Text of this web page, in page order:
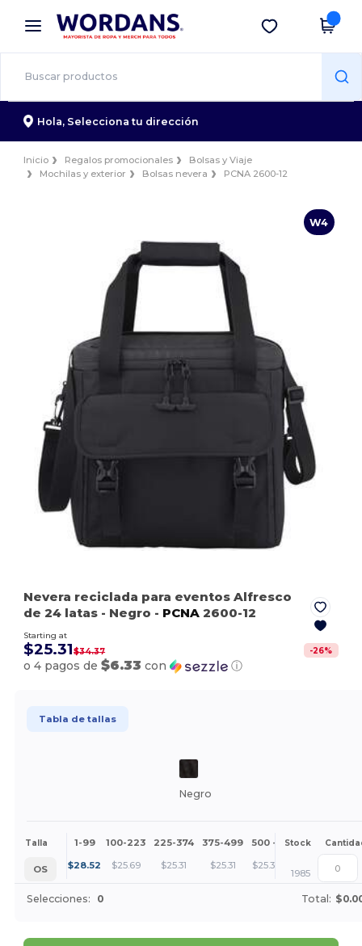
× App de Wordans
¡Mejores precios en app!
Descargar app
Hola, Selecciona tu dirección
Inicio Regalos promocionales
Bolsas y Viaje
Mochilas y exterior
Bolsas nevera PCNA 2600-12
W4
Nevera reciclada para eventos Alfresco
de 24 latas - Negro - PCNA 2600-12
Starting at
$25.31$34.37 -26%
o 4 pagos de$6.33 con ⓘ
Tabla de tallas
Negro
Talla 1-99 100-223 225-374 375-499 500 + Más
Stock
OS $28.52 $25.69 $25.31 $25.31 $25.31 +
1985
Selecciones: 0 Total: